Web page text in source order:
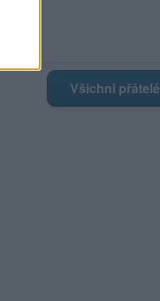
Všichni přátelé